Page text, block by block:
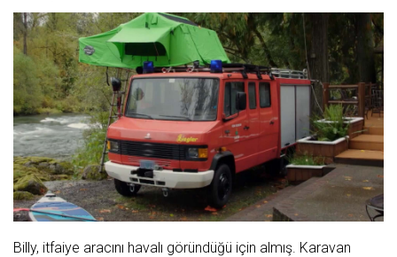
Billy, itfaiye aracını havalı göründüğü için almış. Karavan